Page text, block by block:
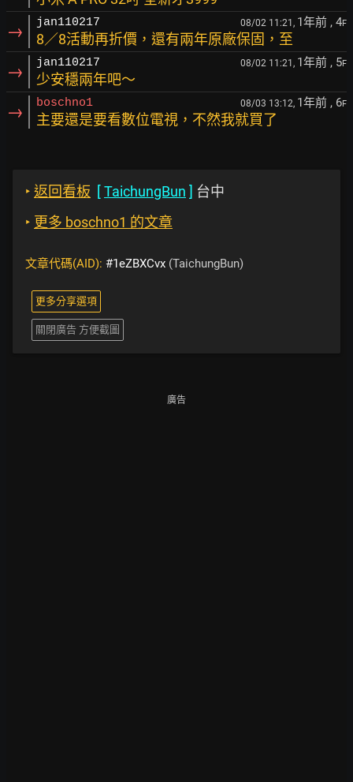
→ jan110217 08/02 11:21, 1年前 , 4F
8／8活動再折價，還有兩年原廠保固，至
→ jan110217 08/02 11:21, 1年前 , 5F
少安穩兩年吧～
→ boschno1 08/03 13:12, 1年前 , 6F
主要還是要看數位電視，不然我就買了
‣ 返回看板 [TaichungBun ] 台中
‣ 更多 boschno1 的文章
文章代碼(AID): #1eZBXCvx (TaichungBun)
更多分享選項
關閉廣告 方便截圖
廣告